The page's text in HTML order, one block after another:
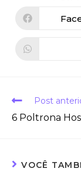
Post
6 Poltrona
VOCÊ